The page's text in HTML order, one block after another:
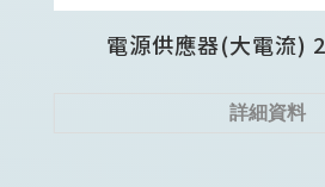
電源供應器(大電流)
詳細資料